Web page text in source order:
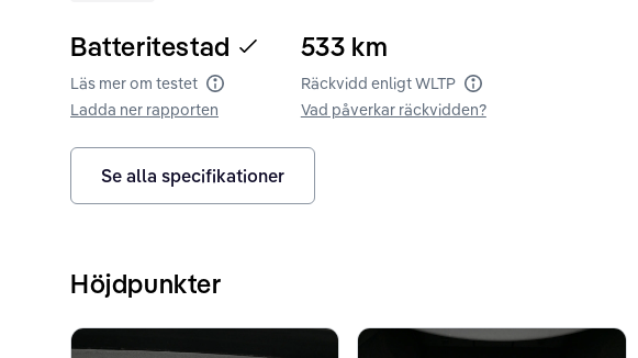
Batteritestad
Läs mer om testet Batteritest
Ladda ner rapporten
533 km
Räckvidd enligt WLTP Räckvidd enligt WLTP
Vad påverkar räckvidden?
Se alla specifikationer
Höjdpunkter